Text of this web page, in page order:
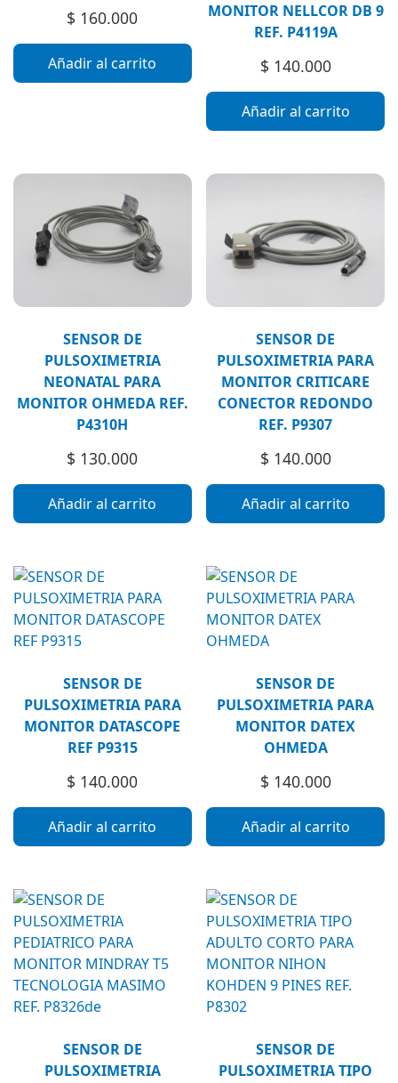
$ 160.000
Añadir al carrito
MONITOR NELLCOR DB 9
REF. P4119A
$ 140.000
Añadir al carrito
SENSOR DE
PULSOXIMETRIA
NEONATAL PARA
MONITOR OHMEDA REF.
P4310H
$ 130.000
Añadir al carrito
SENSOR DE
PULSOXIMETRIA PARA
MONITOR CRITICARE
CONECTOR REDONDO
REF. P9307
$ 140.000
Añadir al carrito
SENSOR DE
PULSOXIMETRIA PARA
MONITOR DATASCOPE
REF P9315
$ 140.000
Añadir al carrito
SENSOR DE
PULSOXIMETRIA PARA
MONITOR DATEX
OHMEDA
$ 140.000
Añadir al carrito
SENSOR DE
PULSOXIMETRIA
SENSOR DE
PULSOXIMETRIA TIPO